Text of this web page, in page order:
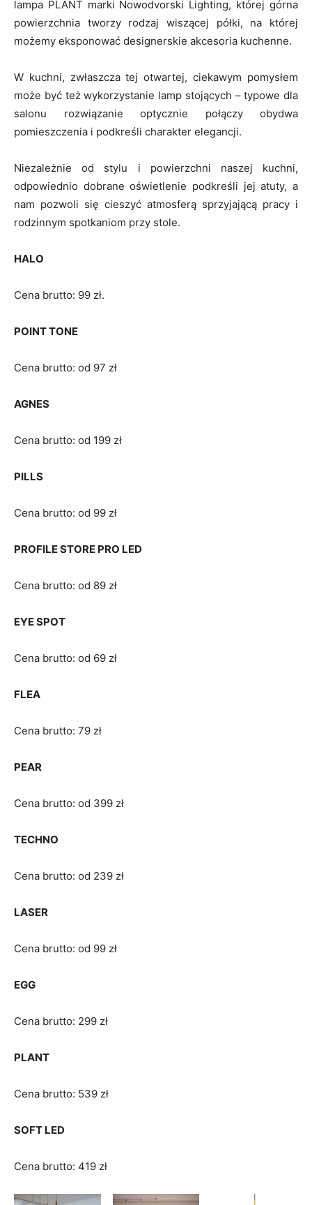
lampa PLANT marki Nowodvorski Lighting, której górna
powierzchnia tworzy rodzaj wiszącej półki, na której
możemy eksponować designerskie akcesoria kuchenne.
W kuchni, zwłaszcza tej otwartej, ciekawym pomysłem
może być też wykorzystanie lamp stojących – typowe dla
salonu rozwiązanie optycznie połączy obydwa
pomieszczenia i podkreśli charakter elegancji.
Niezależnie od stylu i powierzchni naszej kuchni,
odpowiednio dobrane oświetlenie podkreśli jej atuty, a
nam pozwoli się cieszyć atmosferą sprzyjającą pracy i
rodzinnym spotkaniom przy stole.
HALO
Cena brutto: 99 zł.
POINT TONE
Cena brutto: od 97 zł
AGNES
Cena brutto: od 199 zł
PILLS
Cena brutto: od 99 zł
PROFILE STORE PRO LED
Cena brutto: od 89 zł
EYE SPOT
Cena brutto: od 69 zł
FLEA
Cena brutto: 79 zł
PEAR
Cena brutto: od 399 zł
TECHNO
Cena brutto: od 239 zł
LASER
Cena brutto: od 99 zł
EGG
Cena brutto: 299 zł
PLANT
Cena brutto: 539 zł
SOFT LED
Cena brutto: 419 zł